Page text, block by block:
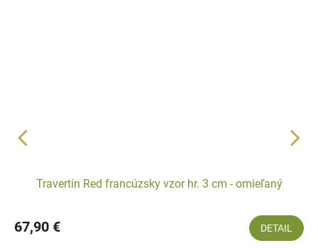
Travertín Red francúzsky vzor hr. 3 cm - omieľaný
67,90 € DETAIL